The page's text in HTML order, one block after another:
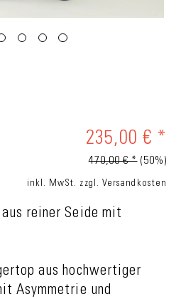
235,00 € *
470,00 € * (50%)
inkl. MwSt. zzgl. Versandkosten
reiner Seide mit
aus hochwertiger
Asymmetrie und